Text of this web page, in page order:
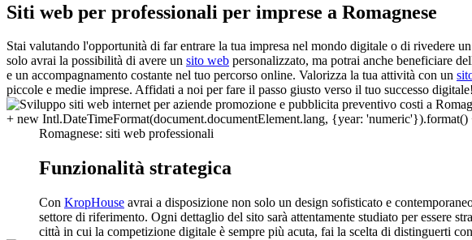
Siti web per professionali per imprese a Romagnese
Stai valutando l'opportunità di far entrare la tua impresa nel mondo digitale o di rivedere
solo avrai la possibilità di avere un sito web personalizzato, ma potrai anche beneficiare
e un accompagnamento costante nel tuo percorso online. Valorizza la tua attività con un
piccole e medie imprese. Affidati a noi per fare il passo giusto verso il tuo successo digitale!
Romagnese: siti web professionali
Funzionalità strategica
Con KropHouse avrai a disposizione non solo un design sofisticato e
settore di riferimento. Ogni dettaglio del sito sarà attentamente studiato per essere
città in cui la competizione digitale è sempre più acuta, fai la scelta di distinguerti